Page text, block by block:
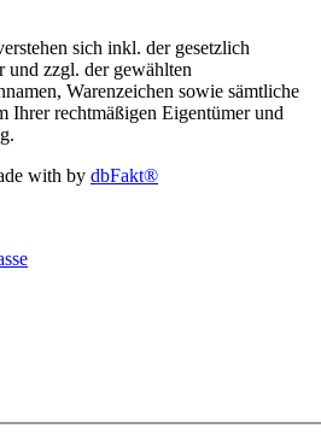
sich inkl. der gesetzlich
und zzgl. der gewählten
Warenzeichen sowie sämtliche
Ihrer rechtmäßigen Eigentümer und
with by dbFakt®